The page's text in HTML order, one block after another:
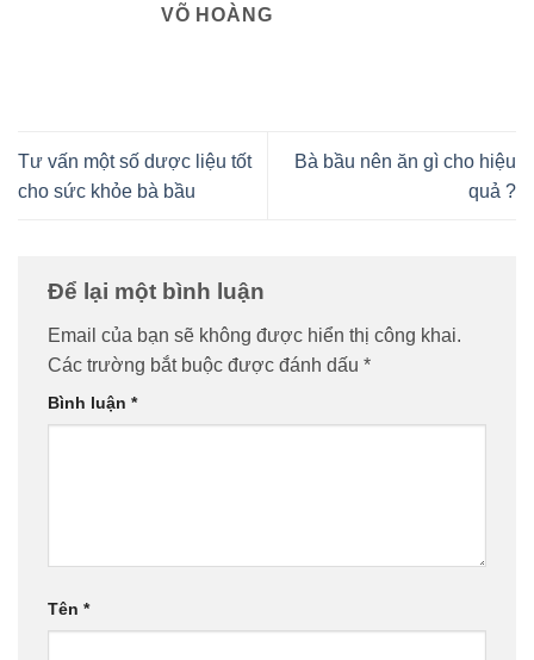
VÕ HOÀNG
Tư vấn một số dược liệu tốt
cho sức khỏe bà bầu
Bà bầu nên ăn gì cho hiệu
quả ?
Để lại một bình luận
Email của bạn sẽ không được hiển thị công khai.
Các trường bắt buộc được đánh dấu *
Bình luận *
Tên *